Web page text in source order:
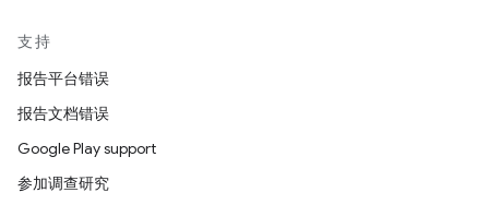
支持
报告平台错误
报告文档错误
Google Play support
参加调查研究